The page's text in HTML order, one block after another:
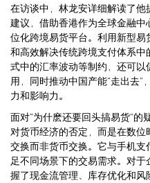
在访谈中，林龙安详细解读了他
建议，借助香港作为全球金融
位化跨境易货平台。利用新型
和高效解决传统跨境支付体系
式中的汇率波动等制约，还可
用，同时推动中国产能“走出去
力和影响力。
面对“为什麽还要回头搞易货”的
对货币经济的否定，而是在数
交换而非货币交换。它与手机支
足不同场景下的交易需求。对
握了现金流管理、库存优化和风